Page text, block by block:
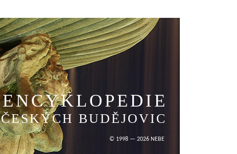
ENCYKLOPEDIE
ČESKÝCH BUDĚJOVIC
© 1998 — 2026 NEBE